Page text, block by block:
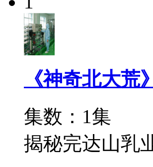
《神奇北大荒》
集数：1集
揭秘完达山乳